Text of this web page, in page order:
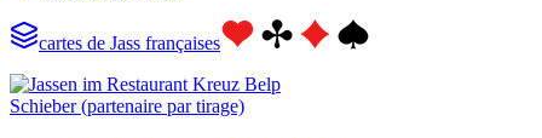
cartes de Jass françaises
Schieber (partenaire par tirage)